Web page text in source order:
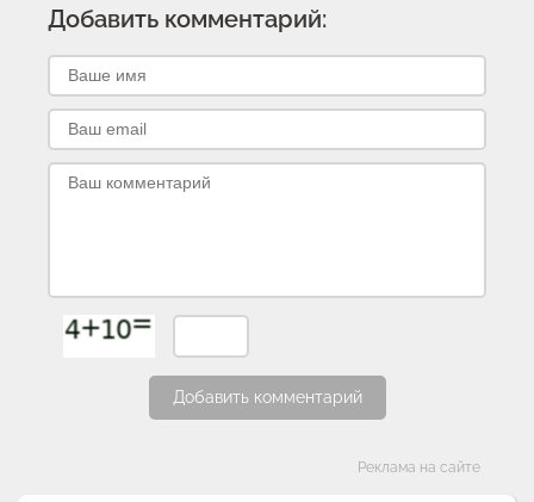
Добавить комментарий:
Добавить комментарий
Реклама на сайте